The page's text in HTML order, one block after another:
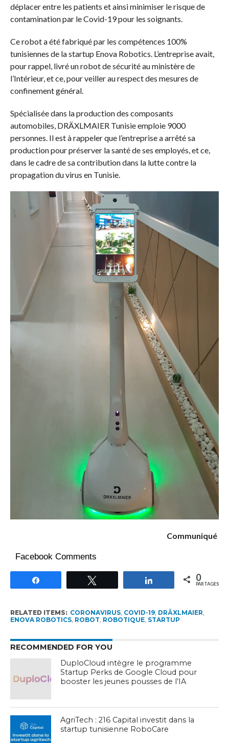
déplacer entre les patients et ainsi minimiser le risque de
contamination par le Covid-19 pour les soignants.
Ce robot a été fabriqué par les compétences 100%
tunisiennes de la startup Enova Robotics. L’entreprise avait,
pour rappel, livré un robot de sécurité au ministère de
l’Intérieur, et ce, pour veiller au respect des mesures de
confinement général.
Spécialisée dans la production des composants
automobiles, DRÄXLMAIER Tunisie emploie 9000
personnes. Il est à rappeler que l’entreprise a arrêté sa
production pour préserver la santé de ses employés, et ce,
dans le cadre de sa contribution dans la lutte contre la
propagation du virus en Tunisie.
Communiqué
Facebook Comments
Partagez 0
PARTAGES
RELATED ITEMS: CORONAVIRUS, COVID-19, DRÄXLMAIER,
ENOVA ROBOTICS, ROBOT, ROBOTIQUE, STARTUP
RECOMMENDED FOR YOU
DuploCloud intègre le programme
Startup Perks de Google Cloud pour
booster les jeunes pousses de l’IA
AgriTech : 216 Capital investit dans la
startup tunisienne RoboCare